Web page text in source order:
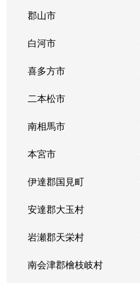
郡山市
白河市
喜多方市
二本松市
南相馬市
本宮市
伊達郡国見町
安達郡大玉村
岩瀬郡天栄村
南会津郡檜枝岐村